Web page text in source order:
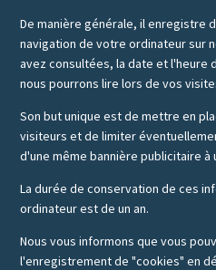
De manière générale, il enregistre
navigation de votre ordinateur sur
avez consultées, la date et l'heure
nous pourrons lire lors de vos
Son but unique est de mettre en
visiteurs et de limiter
d'une même bannière publicitaire à
La durée de conservation de ces
ordinateur est de un an.
Nous vous informons que vous
l'enregistrement de "cookies" en